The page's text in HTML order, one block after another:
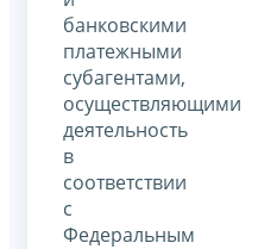
банковскими
платежными
субагентами,
осуществляющими
деятельность
в
соответствии
с
Федеральным